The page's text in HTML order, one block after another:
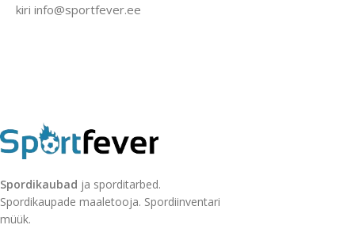
kiri info@sportfever.ee
Spordikaubad ja sporditarbed.
Spordikaupade maaletooja. Spordiinventari
müük.